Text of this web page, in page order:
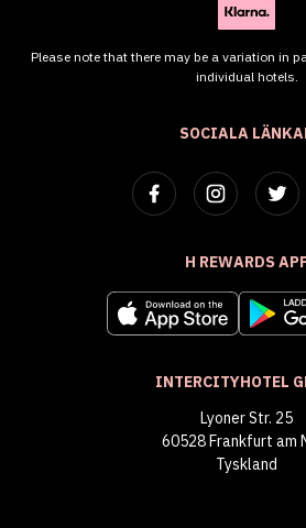
SOCIALA
H REWARDS
INTERCITYHOTEL
Lyoner Str. 25
60528 Frankfurt am
Tyskland
Please note that there may be a variation in
individual hotels.